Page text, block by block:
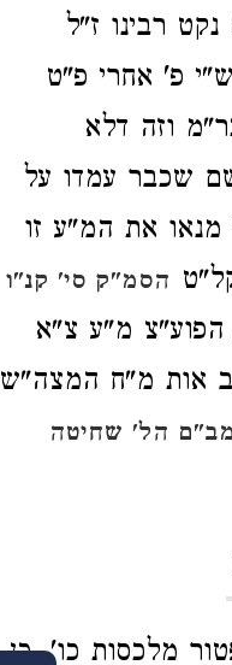
רבינו ז"ל
פ' אחרי פ"ט
וזה דלא
שכבר עמדו על
מנאו את המ"ע זו
הסמ"ק סי' קנ"ו
הפוע"צ מ"ע צ"א
אות מ"ח המצה"ש
הל' שחיטה
מלכסות כו', כן